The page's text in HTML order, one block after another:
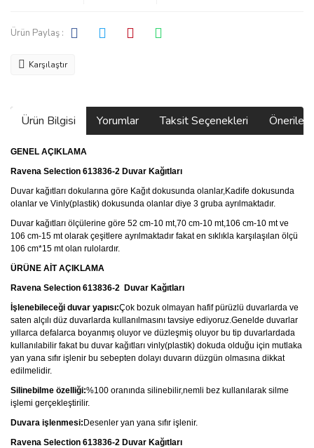
Ürün Paylaş :
Karşılaştır
Ürün Bilgisi Yorumlar Taksit Seçenekleri
GENEL AÇIKLAMA
Ravena Selection 613836-2 Duvar Kağıtları
Duvar kağıtları dokularına göre Kağıt dokusunda olanlar,Kadife dokusunda
olanlar ve Vinly(plastik) dokusunda olanlar diye 3 gruba ayrılmaktadır.
Duvar kağıtları ölçülerine göre 52 cm-10 mt,70 cm-10 mt,106 cm-10 mt ve
106 cm-15 mt olarak çeşitlere ayrılmaktadır fakat en sıklıkla karşılaşılan ölçü
106 cm*15 mt olan rulolardır.
ÜRÜNE AİT AÇIKLAMA
Ravena Selection 613836-2 Duvar Kağıtları
İşlenebileceği duvar yapısı:Çok bozuk olmayan hafif pürüzlü duvarlarda ve
saten alçılı düz duvarlarda kullanılmasını tavsiye ediyoruz.Genelde duvarlar
yıllarca defalarca boyanmış oluyor ve düzleşmiş oluyor bu tip duvarlardada
kullanılabilir fakat bu duvar kağıtları vinly(plastik) dokuda olduğu için mutlaka
yan yana sıfır işlenir bu sebepten dolayı duvarın düzgün olmasına dikkat
edilmelidir.
Silinebilme özelliği:%100 oranında silinebilir,nemli bez kullanılarak silme
işlemi gerçekleştirilir.
Duvara işlenmesi: Desenler yan yana sıfır işlenir.
Ravena Selection 613836-2 Duvar Kağıtları